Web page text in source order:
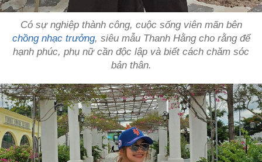
Có sự nghiệp thành công, cuộc sống viên mãn bên
chồng nhạc trưởng, siêu mẫu Thanh Hằng cho rằng để
hạnh phúc, phụ nữ cần độc lập và biết cách chăm sóc
bản thân.